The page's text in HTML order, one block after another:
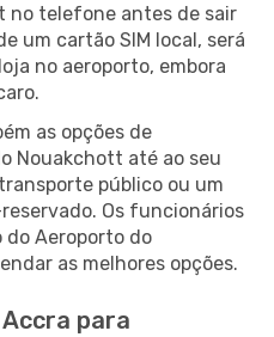
no telefone antes de sair
um cartão SIM local, será
no aeroporto, embora
as opções de
Nouakchott até ao seu
público ou um
Os funcionários
Aeroporto do
as melhores opções.
para